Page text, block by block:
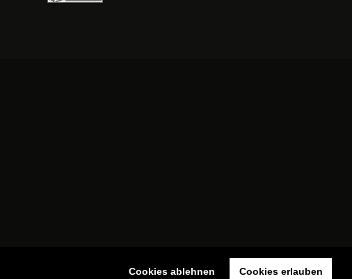
Cookies ablehnen Cookies erlauben